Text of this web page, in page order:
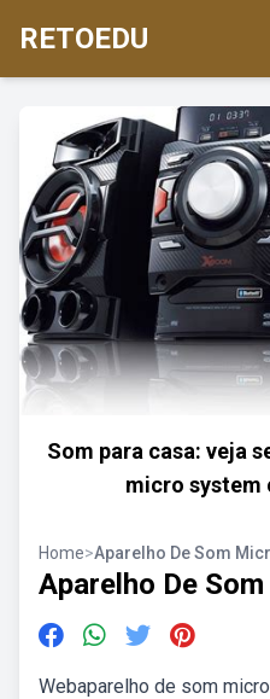
RETOEDU
Som para casa: veja
micro system
Home>Aparelho De Som
Aparelho De
Webaparelho de som